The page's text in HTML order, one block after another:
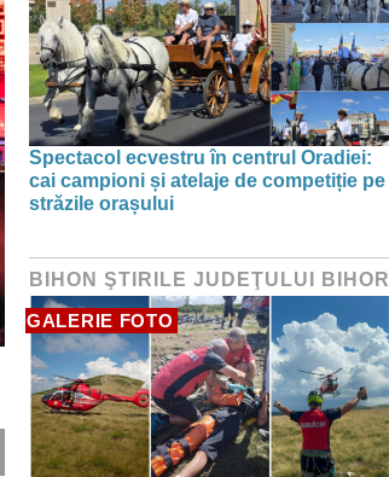
Spectacol ecvestru în centrul Oradiei:
cai campioni și atelaje de competiție pe
străzile orașului
BIHON ŞTIRILE JUDEŢULUI BIHOR
GALERIE FOTO